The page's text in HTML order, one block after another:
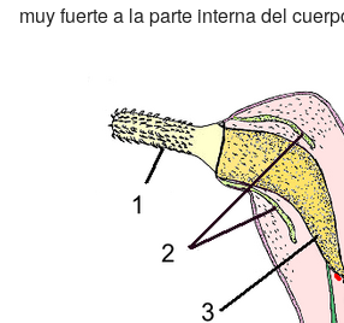
muy fuerte a la parte interna del